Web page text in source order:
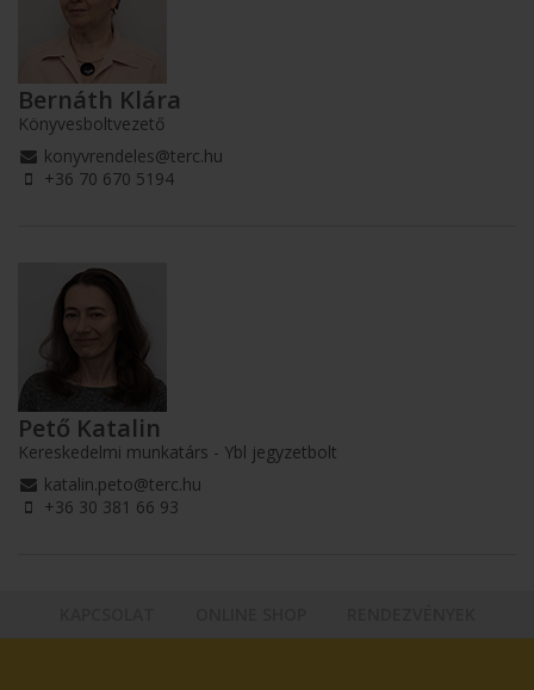
Bernáth Klára
Könyvesboltvezető
konyvrendeles@terc.hu
+36 70 670 5194
Pető Katalin
Kereskedelmi munkatárs - Ybl jegyzetbolt
katalin.peto@terc.hu
+36 30 381 66 93